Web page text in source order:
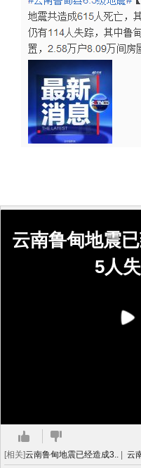
云南鲁甸地震
5人
[相关]云南鲁甸地震已经造成3.. 云